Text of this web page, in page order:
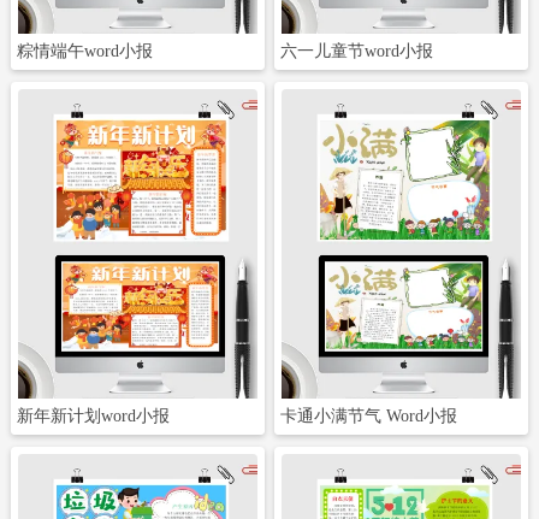
粽情端午word小报 六一儿童节word小报
新年新计划word小报 卡通小满节气 Word小报
立即下载 立即下载